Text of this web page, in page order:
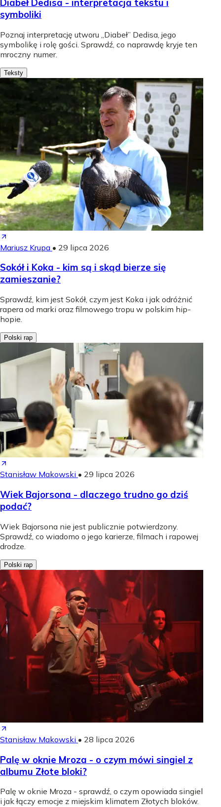
Diabeł Dedisa - interpretacja tekstu i
symboliki
Poznaj interpretację utworu „Diabeł” Dedisa, jego
symbolikę i rolę gości. Sprawdź, co naprawdę kryje ten
mroczny numer.
Teksty
Mariusz Krupa • 29 lipca 2026
Sokół i Koka - kim są i skąd bierze się
zamieszanie?
Sprawdź, kim jest Sokół, czym jest Koka i jak odróżnić
rapera od marki oraz filmowego tropu w polskim hip-
hopie.
Polski rap
Stanisław Makowski • 29 lipca 2026
Wiek Bajorsona - dlaczego trudno go dziś
podać?
Wiek Bajorsona nie jest publicznie potwierdzony.
Sprawdź, co wiadomo o jego karierze, filmach i rapowej
drodze.
Polski rap
Stanisław Makowski • 28 lipca 2026
Palę w oknie Mroza - o czym mówi singiel z
albumu Złote bloki?
Palę w oknie Mroza - sprawdź, o czym opowiada singiel
i jak łączy emocje z miejskim klimatem Złotych bloków.